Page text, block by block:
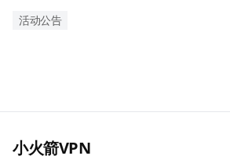
活动公告
小火箭VPN